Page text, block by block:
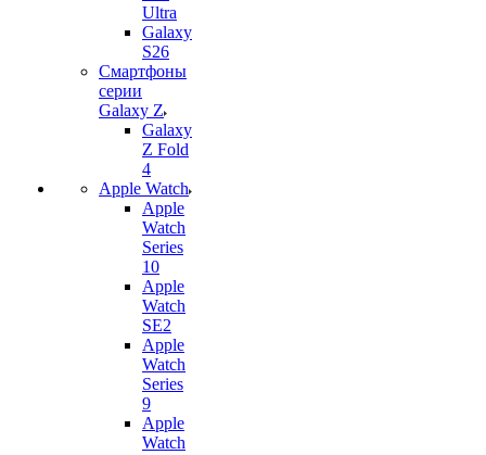
Ultra
Galaxy
S26
Смартфоны
серии
Galaxy Z
Galaxy
Z Fold
4
Apple Watch
Apple
Watch
Series
10
Apple
Watch
SE2
Apple
Watch
Series
9
Apple
Watch